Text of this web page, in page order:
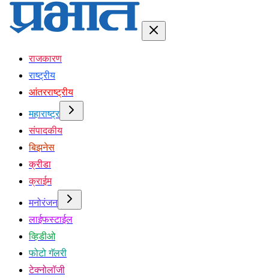
राजकारण
राष्ट्रीय
आंतरराष्ट्रीय
महाराष्ट्र
संपादकीय
बिझनेस
क्रीडा
क्राईम
मनोरंजन
लाईफस्टाईल
व्हिडीओ
फोटो गॅलरी
टेक्नोलॉजी